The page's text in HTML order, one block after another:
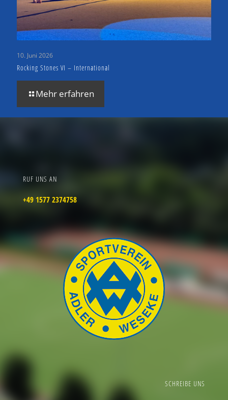
10. Juni 2026
Rocking Stones VI – International
Mehr erfahren
RUF UNS AN
+49 1577 2374758
SCHREIBE UNS